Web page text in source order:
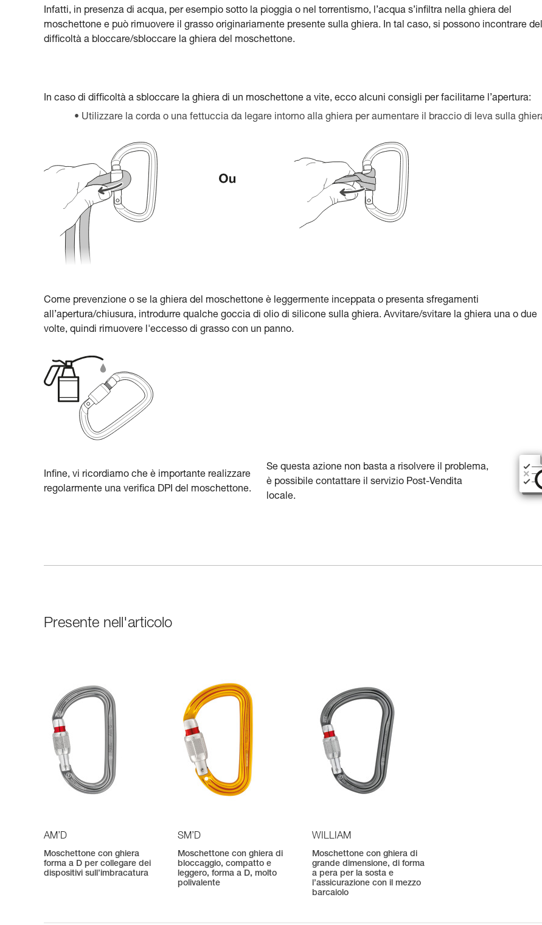
Infatti, in presenza di acqua, per esempio sotto la pioggia o nel torrentismo, l’acqua s’infiltra nella ghiera del
moschettone e può rimuovere il grasso originariamente presente sulla ghiera. In tal caso, si possono incontrare
difficoltà a bloccare/sbloccare la ghiera del moschettone.
In caso di difficoltà a sbloccare la ghiera di un moschettone a vite, ecco alcuni consigli per facilitarne l’apertura:
Utilizzare la corda o una fettuccia da legare intorno alla ghiera per aumentare il braccio di leva sulla
Come prevenzione o se la ghiera del moschettone è leggermente inceppata o presenta sfregamenti
all’apertura/chiusura, introdurre qualche goccia di olio di silicone sulla ghiera. Avvitare/svitare la ghiera una o due
volte, quindi rimuovere l'eccesso di grasso con un panno.
Infine, vi ricordiamo che è importante realizzare
regolarmente una verifica DPI del moschettone.
Se questa azione non basta a risolvere il problema,
è possibile contattare il servizio Post-Vendita
locale.
Presente nell'articolo
AM’D
Moschettone con ghiera
forma a D per collegare dei
dispositivi sull’imbracatura
SM’D
Moschettone con ghiera di
bloccaggio, compatto e
leggero, forma a D, molto
polivalente
WILLIAM
Moschettone con ghiera di
grande dimensione, di forma
a pera per la sosta e
l’assicurazione con il mezzo
barcaiolo